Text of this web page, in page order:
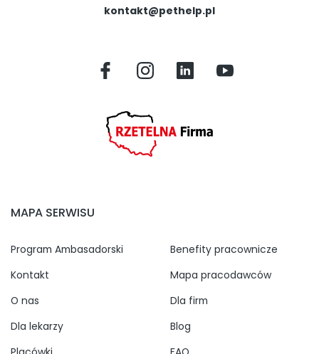
kontakt@pethelp.pl
MAPA SERWISU
Program Ambasadorski
Kontakt
O nas
Dla lekarzy
Benefity pracownicze
Mapa pracodawców
Dla firm
Blog